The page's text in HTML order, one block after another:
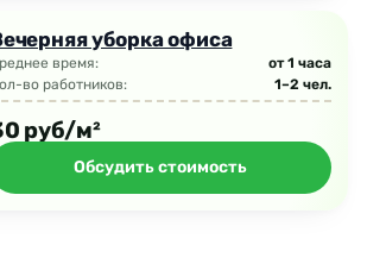
уборка офиса
время:
от 1 часа
во работников:
1–2 чел.
руб/м²
Обсудить стоимость